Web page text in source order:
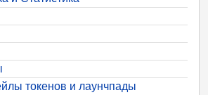
токенов и лаунчпады